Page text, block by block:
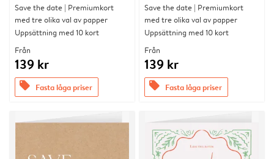
Save the date | Premiumkort
med tre olika val av papper
Uppsättning med 10 kort
Från
139 kr
offers Fasta låga priser
Save the date | Premiumkort
med tre olika val av papper
Uppsättning med 10 kort
Från
139 kr
offers Fasta låga priser